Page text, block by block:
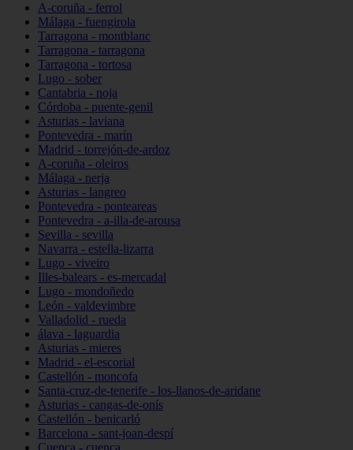
A-coruña - ferrol
Málaga - fuengirola
Tarragona - montblanc
Tarragona - tarragona
Tarragona - tortosa
Lugo - sober
Cantabria - noja
Córdoba - puente-genil
Asturias - laviana
Pontevedra - marín
Madrid - torrejón-de-ardoz
A-coruña - oleiros
Málaga - nerja
Asturias - langreo
Pontevedra - ponteareas
Pontevedra - a-illa-de-arousa
Sevilla - sevilla
Navarra - estella-lizarra
Lugo - viveiro
Illes-balears - es-mercadal
Lugo - mondoñedo
León - valdevimbre
Valladolid - rueda
álava - laguardia
Asturias - mieres
Madrid - el-escorial
Castellón - moncofa
Santa-cruz-de-tenerife - los-llanos-de-aridane
Asturias - cangas-de-onís
Castellón - benicarló
Barcelona - sant-joan-despí
Cuenca - cuenca